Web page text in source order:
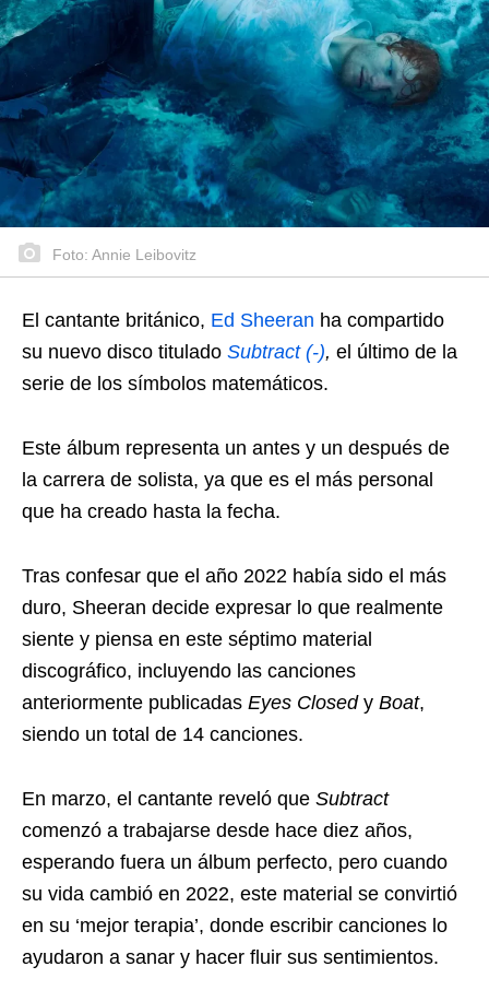
Foto: Annie Leibovitz
El cantante británico, Ed Sheeran ha compartido
su nuevo disco titulado Subtract (-), el último de la
serie de los símbolos matemáticos.
Este álbum representa un antes y un después de
la carrera de solista, ya que es el más personal
que ha creado hasta la fecha.
Tras confesar que el año 2022 había sido el más
duro, Sheeran decide expresar lo que realmente
siente y piensa en este séptimo material
discográfico, incluyendo las canciones
anteriormente publicadas Eyes Closed y Boat,
siendo un total de 14 canciones.
En marzo, el cantante reveló que Subtract
comenzó a trabajarse desde hace diez años,
esperando fuera un álbum perfecto, pero cuando
su vida cambió en 2022, este material se convirtió
en su ‘mejor terapia’, donde escribir canciones lo
ayudaron a sanar y hacer fluir sus sentimientos.